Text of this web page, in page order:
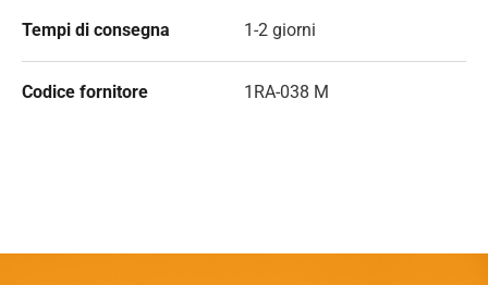
Tempi di consegna 1-2 giorni
Codice fornitore 1RA-038 M